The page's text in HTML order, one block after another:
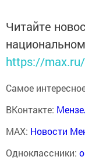
Читайте
https://
Самое
ВКонтакте:
MAX: Новости
Одноклассники: